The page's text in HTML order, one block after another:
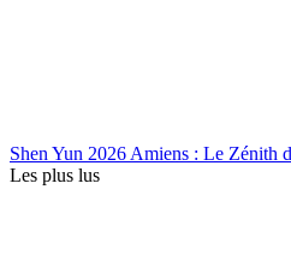
Shen Yun 2026 Amiens : Le Zénith
Les plus lus